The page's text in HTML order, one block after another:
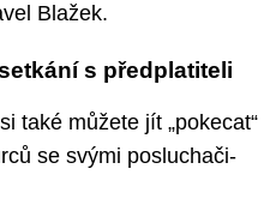
Blažek.
s předplatiteli
také můžete jít „pokecat“
se svými posluchači-